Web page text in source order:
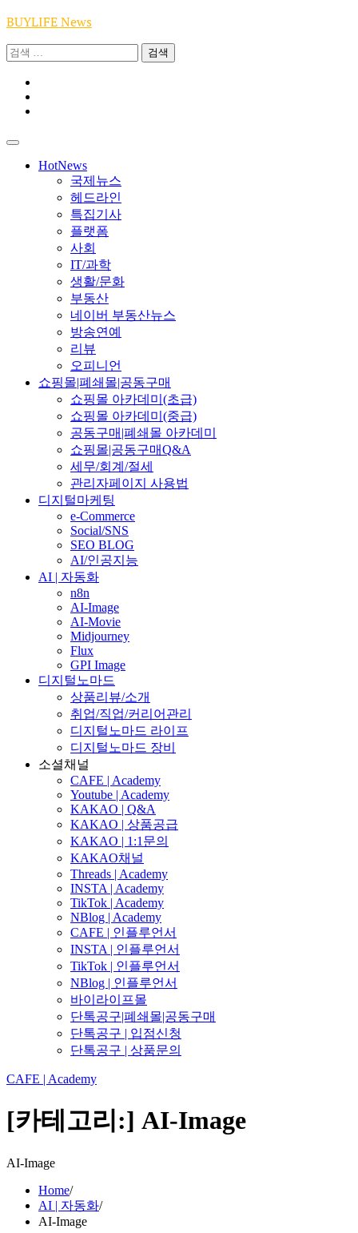
Skip
content
BUYLIFE News
검
HotNews
국제뉴스
헤드라인
특집기사
플랫폼
사회
IT/과학
생활/문화
부동산
네이버 부동산뉴스
방송연예
리뷰
오피니언
쇼핑몰|폐쇄몰|공동구매
쇼핑몰 아카데미(초급)
쇼핑몰 아카데미(중급)
공동구매|폐쇄몰 아카데미
쇼핑몰|공동구매Q&A
세무/회계/절세
관리자페이지 사용법
디지털마케팅
e-Commerce
Social/SNS
SEO BLOG
AI/인공지능
AI | 자동화
n8n
AI-Image
AI-Movie
Midjourney
Flux
GPI Image
디지털노마드
상품리뷰/소개
취업/직업/커리어관리
디지털노마드 라이프
디지털노마드 장비
소셜채널
CAFE | Academy
Youtube | Academy
KAKAO | Q&A
KAKAO | 상품공급
KAKAO | 1:1문의
KAKAO채널
Threads | Academy
INSTA | Academy
TikTok | Academy
NBlog | Academy
CAFE | 인플루언서
INSTA | 인플루언서
TikTok | 인플루언서
NBlog | 인플루언서
바이라이프몰
단톡공구|폐쇄몰|공동구매
단톡공구 | 입점신청
단톡공구 | 상품문의
CAFE | Academy
[카테고리:] AI-Image
AI-Image
Home
AI | 자동화
AI-Image